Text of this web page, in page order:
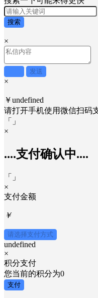
搜索
×
发送
×
￥undefined
请打开手机使用微信扫码
「
」
×
....支付确认中....
「
」
×
支付金额
￥
请选择支付方式
undefined
×
积分支付
您当前的积分为0
支付